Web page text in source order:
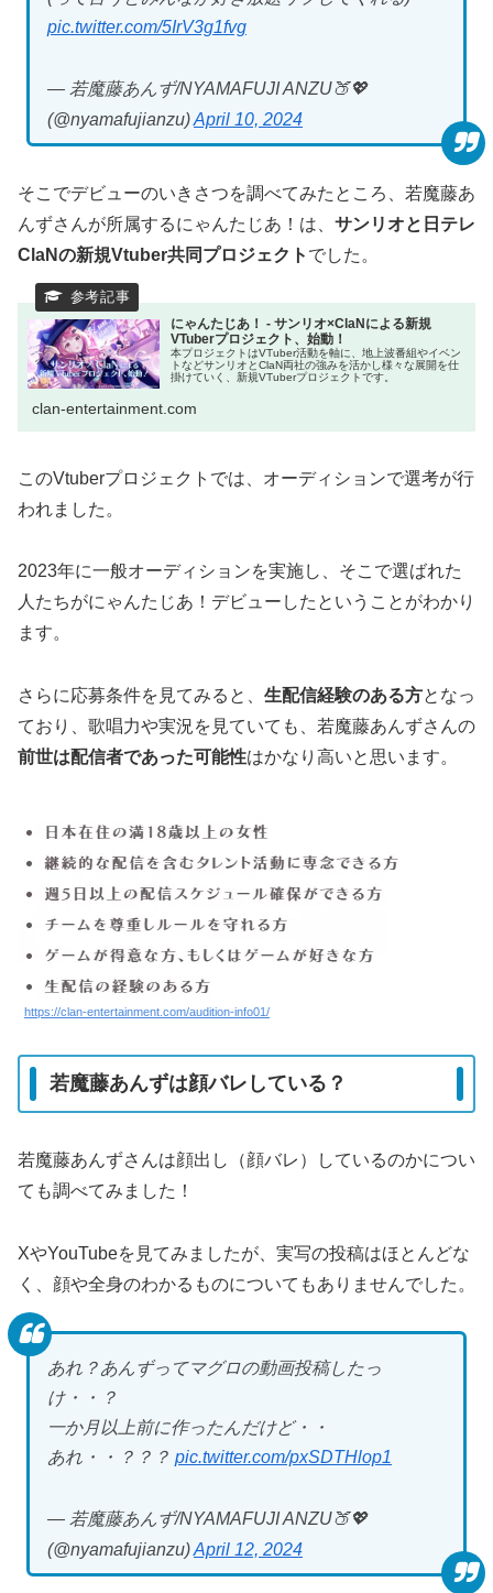
pic.twitter.com/5IrV3g1fvg
— 若魔藤あんず/NYAMAFUJI ANZU🍑💖
(@nyamafujianzu)April 10, 2024
そこでデビューのいきさつを調べてみたところ、若魔藤あ
んずさんが所属するにゃんたじあ！は、 サンリオと日テレ
ClaNの新規Vtuber共同プロジェクト でした。
にゃんたじあ！ - サンリオ×ClaNによる新規
VTuberプロジェクト、始動！
本プロジェクトはVTuber活動を軸に、地上波番組やイベン
トなどサンリオとClaN両社の強みを活かし様々な展開を仕
掛けていく、新規VTuberプロジェクトです。
clan-entertainment.com
このVtuberプロジェクトでは、オーディションで選考が行
われました。
2023年に一般オーディションを実施し、そこで選ばれた
人たちがにゃんたじあ！デビューしたということがわかり
ます。
さらに応募条件を見てみると、 生配信経験のある方となっ
ており、歌唱力や実況を見ていても、若魔藤あんずさんの
前世は配信者であった可能性はかなり高いと思います。
https://clan-entertainment.com/audition-info01/
若魔藤あんずは顔バレしている？
若魔藤あんずさんは顔出し（顔バレ）しているのかについ
ても調べてみました！
XやYouTubeを見てみましたが、実写の投稿はほとんどな
く、顔や全身のわかるものについてもありませんでした。
あれ？あんずってマグロの動画投稿したっ
け・・？
一か月以上前に作ったんだけど・・
あれ・・？？？ pic.twitter.com/pxSDTHlop1
— 若魔藤あんず/NYAMAFUJI ANZU🍑💖
(@nyamafujianzu)April 12, 2024